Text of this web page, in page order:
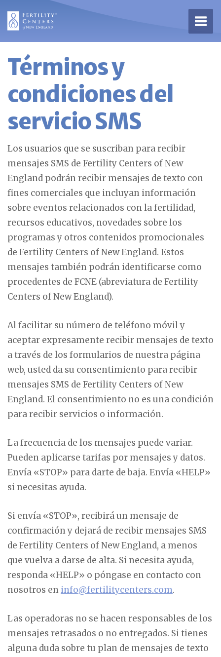
Abrir
Términos y
condiciones del
servicio SMS
Los usuarios que se suscriban para recibir
mensajes SMS de Fertility Centers of New
England podrán recibir mensajes de texto con
fines comerciales que incluyan información
sobre eventos relacionados con la fertilidad,
recursos educativos, novedades sobre los
programas y otros contenidos promocionales
de Fertility Centers of New England. Estos
mensajes también podrán identificarse como
procedentes de FCNE (abreviatura de Fertility
Centers of New England).
Al facilitar su número de teléfono móvil y
aceptar expresamente recibir mensajes de texto
a través de los formularios de nuestra página
web, usted da su consentimiento para recibir
mensajes SMS de Fertility Centers of New
England. El consentimiento no es una condición
para recibir servicios o información.
La frecuencia de los mensajes puede variar.
Pueden aplicarse tarifas por mensajes y datos.
Envía «STOP» para darte de baja. Envía «HELP»
si necesitas ayuda.
Si envía «STOP», recibirá un mensaje de
confirmación y dejará de recibir mensajes SMS
de Fertility Centers of New England, a menos
que vuelva a darse de alta. Si necesita ayuda,
responda «HELP» o póngase en contacto con
nosotros en info@fertilitycenters.com.
Las operadoras no se hacen responsables de los
mensajes retrasados o no entregados. Si tienes
alguna duda sobre tu plan de mensajes de texto